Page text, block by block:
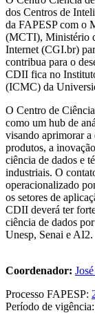
dos Centros de
da FAPESP com o
(MCTI), Ministério
Internet (CGI.br)
contribua para o
CDII fica no
(ICMC) da
O Centro de
como um hub de
visando aprimorar
produtos, a
ciência de dados e
industriais. O
operacionalizado
os setores de
CDII deverá ter
ciência de dados
Unesp, Senai e AI2.
Coordenador:
Processo FAPESP:
Período de